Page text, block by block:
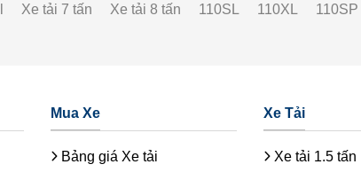
Xe tải 7 tấn Xe tải 8 tấn 110SL 110XL 110SP
Mua Xe
Bảng giá Xe tải
Xe Tải
Xe tải 1.5 tấn